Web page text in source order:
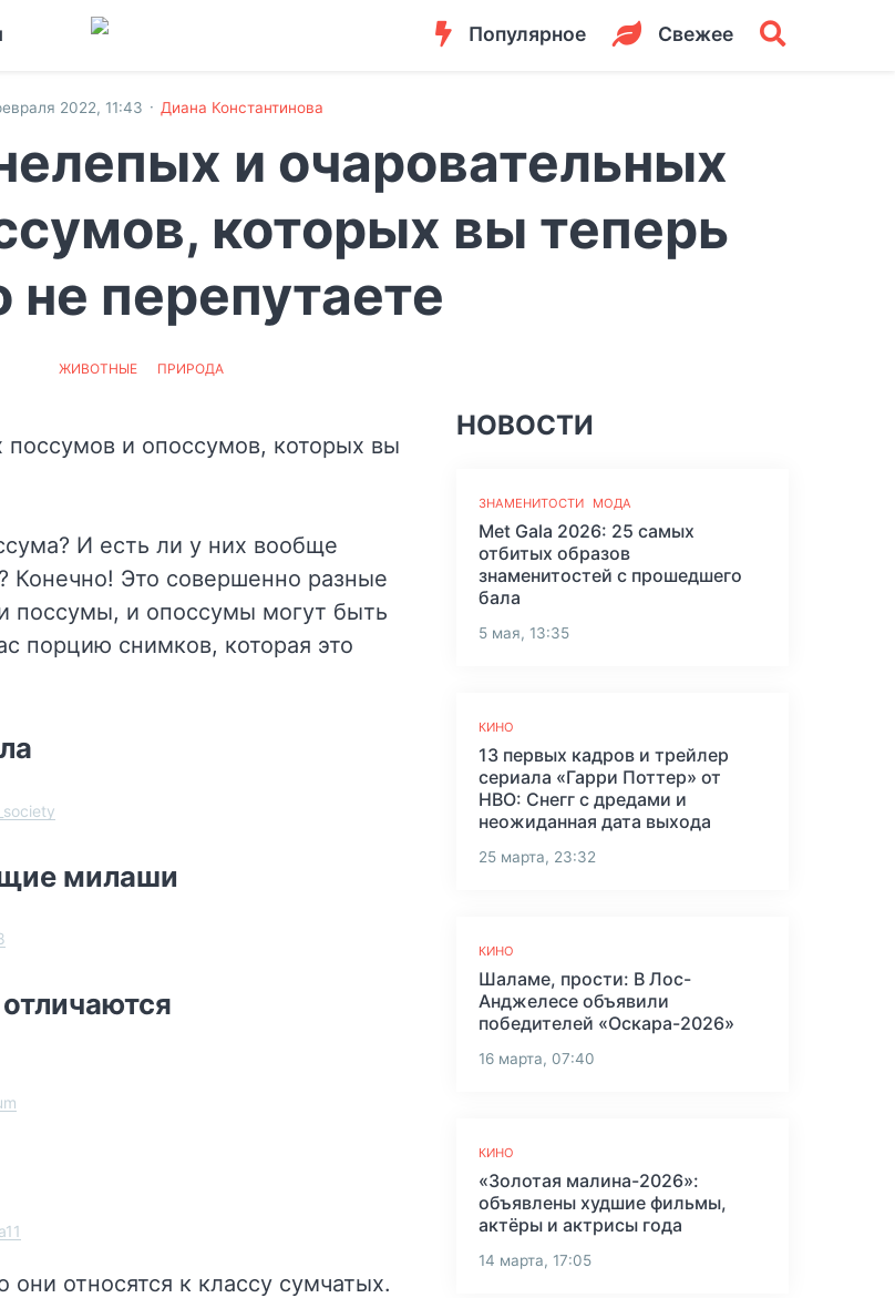
Популярное Свежее
2022, 11:43 · Диана Константинова
и очаровательных
которых вы теперь
не перепутаете
ЖИВОТНЫЕ ПРИРОДА
И есть ли у них вообще
Конечно! Это совершенно разные
поссумы, и опоссумы могут быть
порцию снимков, которая это
милаши
относятся к классу сумчатых.
НОВОСТИ
ЗНАМЕНИТОСТИ МОДА
Met Gala 2026: 25 самых
отбитых образов
знаменитостей с прошедшего
бала
5 мая, 13:35
КИНО
13 первых кадров и трейлер
сериала «Гарри Поттер» от
HBO: Снегг с дредами и
неожиданная дата выхода
25 марта, 23:32
КИНО
Шаламе, прости: В Лос-
Анджелесе объявили
победителей «Оскара-2026»
16 марта, 07:40
КИНО
«Золотая малина-2026»:
объявлены худшие фильмы,
актёры и актрисы года
14 марта, 17:05